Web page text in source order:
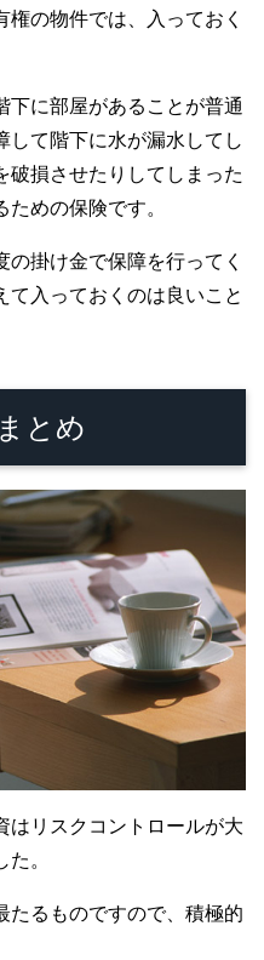
の物件では、入っておく
下に部屋があることが普通
して階下に水が漏水してし
破損させたりしてしまった
めの保険です。
掛け金で保障を行ってく
て入っておくのは良いこと
とめ
はリスクコントロールが大
。
たるものですので、積極的